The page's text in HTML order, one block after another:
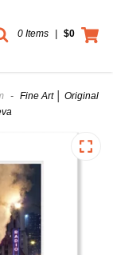
0 Items $0
- Fine Art │ Original